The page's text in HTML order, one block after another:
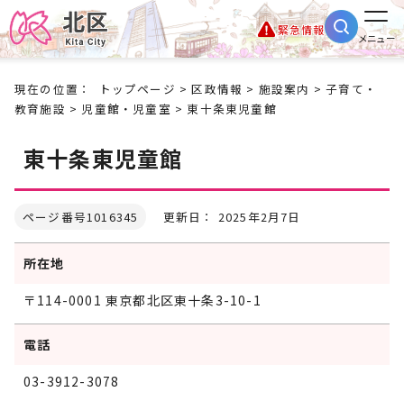
緊急情報
メニュー
現在の位置： トップページ >区政情報 > 施設案内 >子育て・
教育施設 > 児童館・児童室 > 東十条東児童館
東十条東児童館
ページ番号1016345 更新日： 2025年2月7日
所在地
〒114-0001 東京都北区東十条3-10-1
電話
03-3912-3078